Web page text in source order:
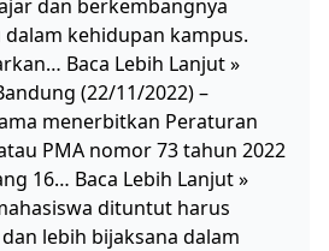
dan berkembangnya
kehidupan kampus.
Baca Lebih Lanjut »
(22/11/2022) –
menerbitkan Peraturan
PMA nomor 73 tahun 2022
16… Baca Lebih Lanjut »
dituntut harus
lebih bijaksana dalam